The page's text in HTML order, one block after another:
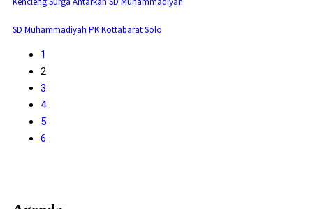
SD Muhammadiyah PK Kottabarat Solo
1
2
3
4
5
6